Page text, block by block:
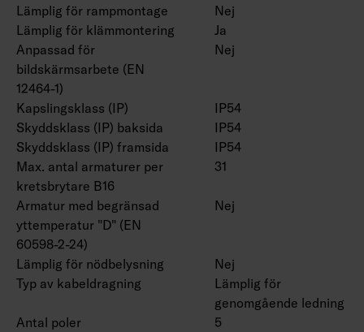
Lämplig för rampmontage
Nej
Lämplig för klämmontering
Ja
Anpassad för
bildskärmsarbete (EN
12464-1)
Nej
Kapslingsklass (IP)
IP54
Skyddsklass (IP) baksida
IP54
Skyddsklass (IP) framsida
IP54
Max. antal armaturer per
kretsbrytare B16
31
Armatur med begränsad
yttemperatur "D" (EN
60598-2-24)
Nej
Lämplig för nödbelysning
Nej
Typ av kabeldragning
Lämplig för
genomgående ledning
Antal poler
5